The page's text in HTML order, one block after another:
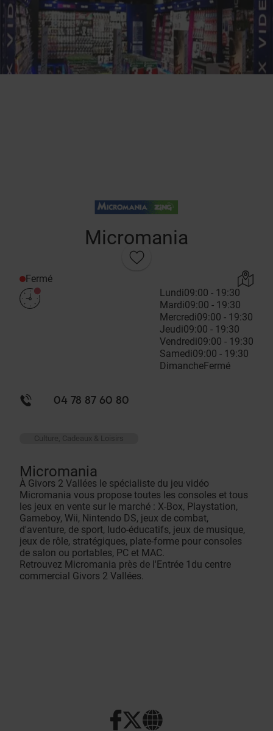
Micromania
Fermé
Lundi09:00 - 19:30
Mardi09:00 - 19:30
Mercredi09:00 - 19:30
Jeudi09:00 - 19:30
Vendredi09:00 - 19:30
Samedi09:00 - 19:30
DimancheFermé
04 78 87 60 80
Culture, Cadeaux & Loisirs
Micromania
À Givors 2 Vallées le spécialiste du jeu vidéo
Micromania vous propose toutes les consoles et tous
les jeux en vente sur le marché : X-Box, Playstation,
Gameboy, Wii, Nintendo DS, jeux de combat,
d'aventure, de sport, ludo-éducatifs, jeux de musique,
jeux de rôle, stratégiques, plate-forme pour consoles
de salon ou portables, PC et MAC.
Retrouvez Micromania près de l'Entrée 1du centre
commercial Givors 2 Vallées.